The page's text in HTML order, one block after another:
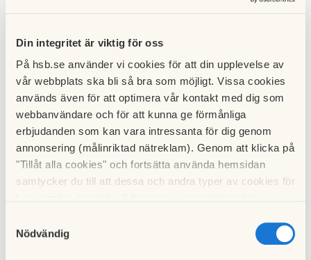
Din integritet är viktig för oss
På hsb.se använder vi cookies för att din upplevelse av
vår webbplats ska bli så bra som möjligt. Vissa cookies
används även för att optimera vår kontakt med dig som
webbanvändare och för att kunna ge förmånliga
erbjudanden som kan vara intressanta för dig genom
annonsering (målinriktad nätreklam). Genom att klicka på
"Tillåt alla cookies" och fortsätta använda hemsidan
samtycker du till att dessa och andra typer av cookies för
cookies och välja att endast tillåta ett urval.
Nödvändig
Föreningen bjuder på glögg, pepparkakor och
annat tilltugg.Styrelsen kommer att finnas på
plats och berätta kort om året som gått och vad
som är på gång.
Vi önskar veta ungefär hur många som kommer.